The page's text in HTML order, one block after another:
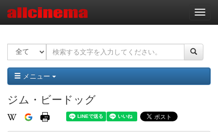
ナ
ビ
ー
ョ
ン
メニュー
ジム・ビードッグ